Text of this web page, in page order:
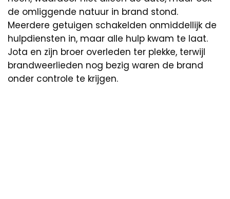
de omliggende natuur in brand stond.
Meerdere getuigen schakelden onmiddellijk de
hulpdiensten in, maar alle hulp kwam te laat.
Jota en zijn broer overleden ter plekke, terwijl
brandweerlieden nog bezig waren de brand
onder controle te krijgen.